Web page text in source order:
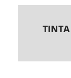
TINTA